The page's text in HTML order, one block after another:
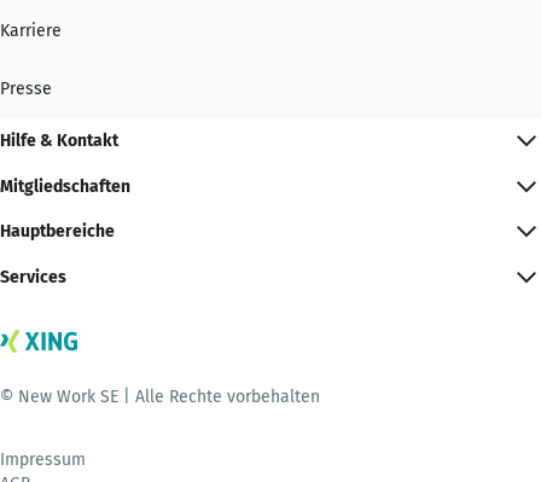
Karriere
Presse
Hilfe & Kontakt
Mitgliedschaften
Hauptbereiche
Services
© New Work SE | Alle Rechte vorbehalten
Impressum